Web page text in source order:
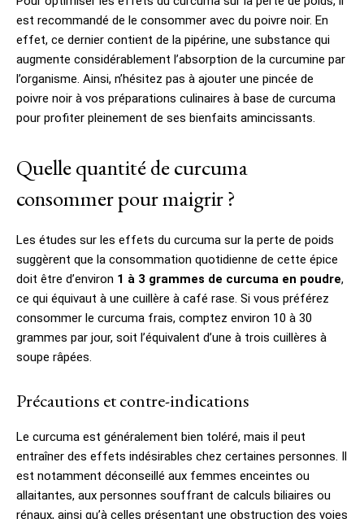
est recommandé de le consommer avec du poivre noir. En
effet, ce dernier contient de la pipérine, une substance qui
augmente considérablement l’absorption de la curcumine par
l’organisme. Ainsi, n’hésitez pas à ajouter une pincée de
poivre noir à vos préparations culinaires à base de curcuma
pour profiter pleinement de ses bienfaits amincissants.
Quelle quantité de curcuma
consommer pour maigrir ?
Les études sur les effets du curcuma sur la perte de poids
suggèrent que la consommation quotidienne de cette épice
doit être d’environ 1 à 3 grammes de curcuma en poudre,
ce qui équivaut à une cuillère à café rase. Si vous préférez
consommer le curcuma frais, comptez environ 10 à 30
grammes par jour, soit l’équivalent d’une à trois cuillères à
soupe râpées.
Précautions et contre-indications
Le curcuma est généralement bien toléré, mais il peut
entraîner des effets indésirables chez certaines personnes. Il
est notamment déconseillé aux femmes enceintes ou
allaitantes, aux personnes souffrant de calculs biliaires ou
rénaux, ainsi qu’à celles présentant une obstruction des voies